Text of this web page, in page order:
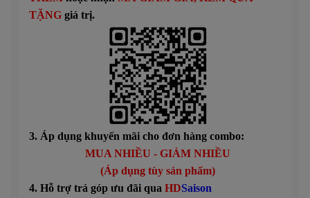
TẶNG giá trị.
3. Áp dụng khuyến mãi cho đơn hàng combo:
MUA NHIỀU - GIẢM NHIỀU
(Áp dụng tùy sản phẩm)
4. Hỗ trợ trả góp ưu đãi qua HDSaison